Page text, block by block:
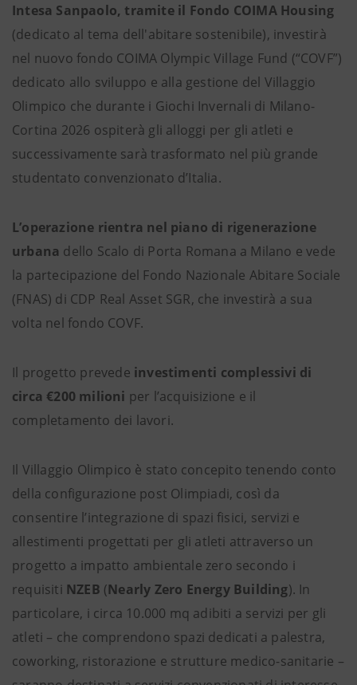
Intesa Sanpaolo, tramite il Fondo COIMA Housing
(dedicato al tema dell'abitare sostenibile), investirà
nel nuovo fondo COIMA Olympic Village Fund (“COVF”)
dedicato allo sviluppo e alla gestione del Villaggio
Olimpico che durante i Giochi Invernali di Milano-
Cortina 2026 ospiterà gli alloggi per gli atleti e
successivamente sarà trasformato nel più grande
studentato convenzionato d’Italia.
L’operazione rientra nel piano di rigenerazione
urbana dello Scalo di Porta Romana a Milano e vede
la partecipazione del Fondo Nazionale Abitare Sociale
(FNAS) di CDP Real Asset SGR, che investirà a sua
volta nel fondo COVF.
Il progetto prevede investimenti complessivi di
circa €200 milioni per l’acquisizione e il
completamento dei lavori.
Il Villaggio Olimpico è stato concepito tenendo conto
della configurazione post Olimpiadi, così da
consentire l’integrazione di spazi fisici, servizi e
allestimenti progettati per gli atleti attraverso un
progetto a impatto ambientale zero secondo i
requisiti NZEB (Nearly Zero Energy Building). In
particolare, i circa 10.000 mq adibiti a servizi per gli
atleti – che comprendono spazi dedicati a palestra,
coworking, ristorazione e strutture medico-sanitarie –